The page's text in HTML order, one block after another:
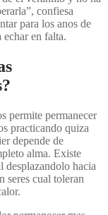
confiesa
para los anos de
en falta.
permite permanecer
practicando quiza
depende de
alma. Existe
hacia
seres cual toleran